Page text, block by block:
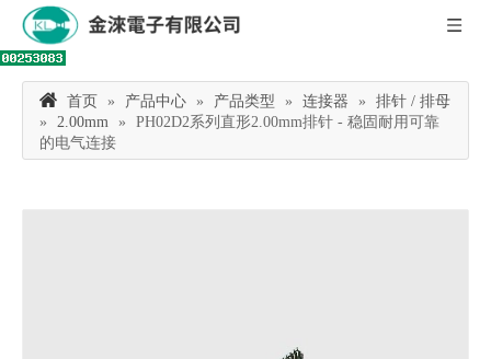
首页 » 产品中心 » 产品类型 » 连接器 »
排针 / 排母
»
2.00mm »
PH02D2系列直形2.00mm排针 - 稳固耐用可靠
的电气连接